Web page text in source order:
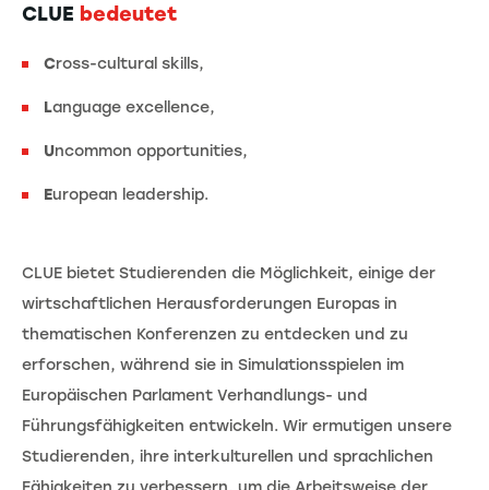
CLUE bedeutet
Cross-cultural skills,
Language excellence,
Uncommon opportunities,
European leadership.
CLUE bietet Studierenden die Möglichkeit, einige der
wirtschaftlichen Herausforderungen Europas in
thematischen Konferenzen zu entdecken und zu
erforschen, während sie in Simulationsspielen im
Europäischen Parlament Verhandlungs- und
Führungsfähigkeiten entwickeln. Wir ermutigen unsere
Studierenden, ihre interkulturellen und sprachlichen